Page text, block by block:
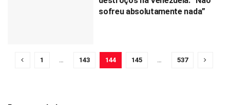
sofreu absolutamente nada”
1 … 143 144 145 … 537